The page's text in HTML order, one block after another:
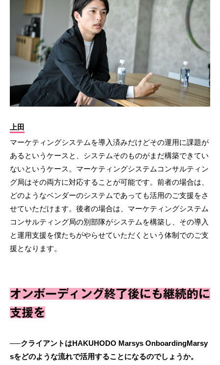
上田
マーケティングシステムを導入済みだけどその運用に課題が
あるというケースと、システムそのものがまだ構築できてい
ないというケース。マーケティングシステムコンサルティン
グ局はその両方に対応することが可能です。前者の場合は、
どのようなベンダーのシステムであっても活用のご支援をさ
せていただけます。後者の場合は、マーケティングシステム
コンサルティング局の別部隊がシステムを構築し、その導入
と運用支援を僕たちがやらせていただくという体制でのご支
援となります。
オンボーディング終了後にも継続的に
支援を
──クライアントはHAKUHODO Marsys OnboardingMarsy
sをどのような流れで活用することになるのでしょうか。